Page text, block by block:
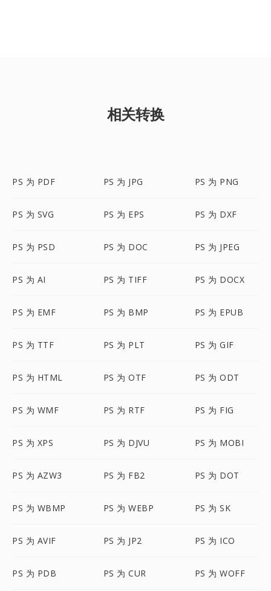
相关转换
PS 为 PDF PS 为 JPG PS 为 PNG
PS 为 SVG PS 为 EPS PS 为 DXF
PS 为 PSD PS 为 DOC PS 为 JPEG
PS 为 AI PS 为 TIFF PS 为 DOCX
PS 为 EMF PS 为 BMP PS 为 EPUB
PS 为 TTF PS 为 PLT PS 为 GIF
PS 为 HTML PS 为 OTF PS 为 ODT
PS 为 WMF PS 为 RTF PS 为 FIG
PS 为 XPS PS 为 DJVU PS 为 MOBI
PS 为 AZW3 PS 为 FB2 PS 为 DOT
PS 为 WBMP PS 为 WEBP PS 为 SK
PS 为 AVIF PS 为 JP2 PS 为 ICO
PS 为 PDB PS 为 CUR PS 为 WOFF